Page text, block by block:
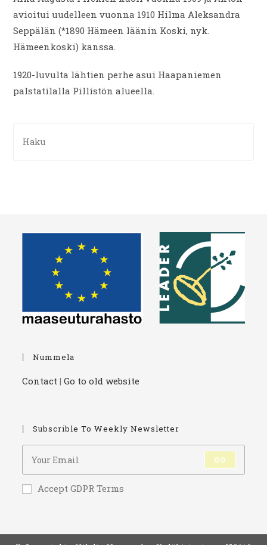
avioitui uudelleen vuonna 1910 Hilma Aleksandra
Seppälän (*1890 Hämeen läänin Koski, nyk.
Hämeenkoski) kanssa.
1920-luvulta lähtien perhe asui Haapaniemen
palstatilalla Pillistön alueella.
Nummela
Contact |Go to old website
Subscrible To Weekly Newsletter
GO
Accept GDPR Terms